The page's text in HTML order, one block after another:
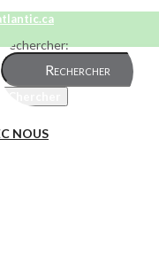
Rechercher:
NOUS